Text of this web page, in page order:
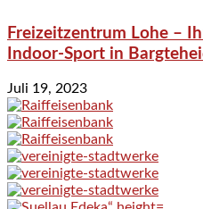
Freizeitzentrum Lohe –
Indoor-Sport in
Juli 19, 2023